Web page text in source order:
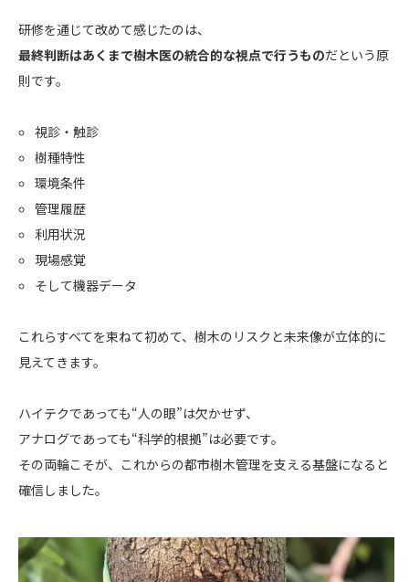
研修を通じて改めて感じたのは、
最終判断はあくまで樹木医の統合的な視点で行うものだという原
則です。
視診・触診
樹種特性
環境条件
管理履歴
利用状況
現場感覚
そして機器データ
これらすべてを束ねて初めて、樹木のリスクと未来像が立体的に
見えてきます。
ハイテクであっても“人の眼”は欠かせず、
アナログであっても“科学的根拠”は必要です。
その両輪こそが、これからの都市樹木管理を支える基盤になると
確信しました。